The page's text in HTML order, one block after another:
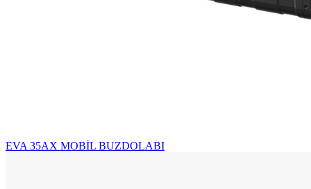
EVA 35AX MOBİL BUZDOLABI